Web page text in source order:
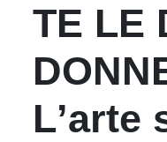
TE LE
Lʼarte